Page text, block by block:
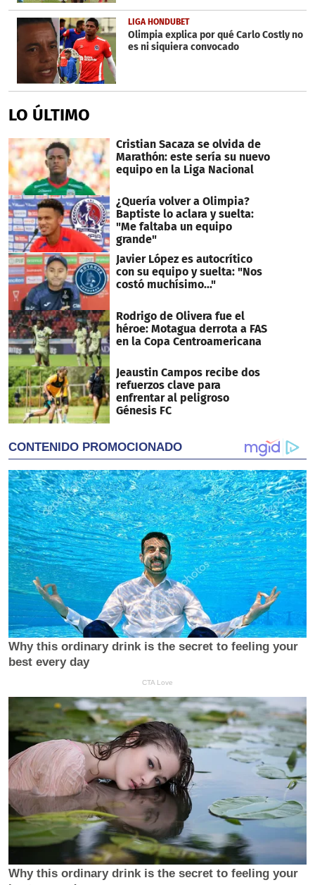
LIGA HONDUBET
Olimpia explica por qué Carlo Costly no
es ni siquiera convocado
LO ÚLTIMO
Cristian Sacaza se olvida de
Marathón: este sería su nuevo
equipo en la Liga Nacional
¿Quería volver a Olimpia?
Baptiste lo aclara y suelta:
"Me faltaba un equipo
grande"
Javier López es autocrítico
con su equipo y suelta: "Nos
costó muchísimo..."
Rodrigo de Olivera fue el
héroe: Motagua derrota a FAS
en la Copa Centroamericana
Jeaustin Campos recibe dos
refuerzos clave para
enfrentar al peligroso
Génesis FC